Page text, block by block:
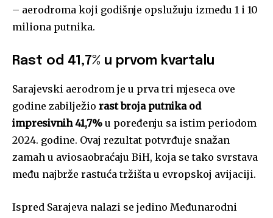
– aerodroma koji godišnje opslužuju između 1 i 10
miliona putnika.
Rast od 41,7% u prvom kvartalu
Sarajevski aerodrom je u prva tri mjeseca ove
godine zabilježio rast broja putnika od
impresivnih 41,7% u poređenju sa istim periodom
2024. godine. Ovaj rezultat potvrđuje snažan
zamah u aviosaobraćaju BiH, koja se tako svrstava
među najbrže rastuća tržišta u evropskoj avijaciji.
Ispred Sarajeva nalazi se jedino Međunarodni